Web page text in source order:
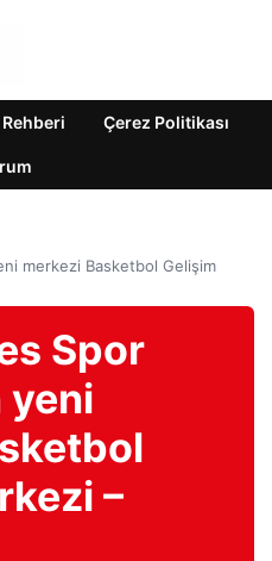
Çerez Politikası
merkezi Basketbol Gelişim
Spor
yeni
–